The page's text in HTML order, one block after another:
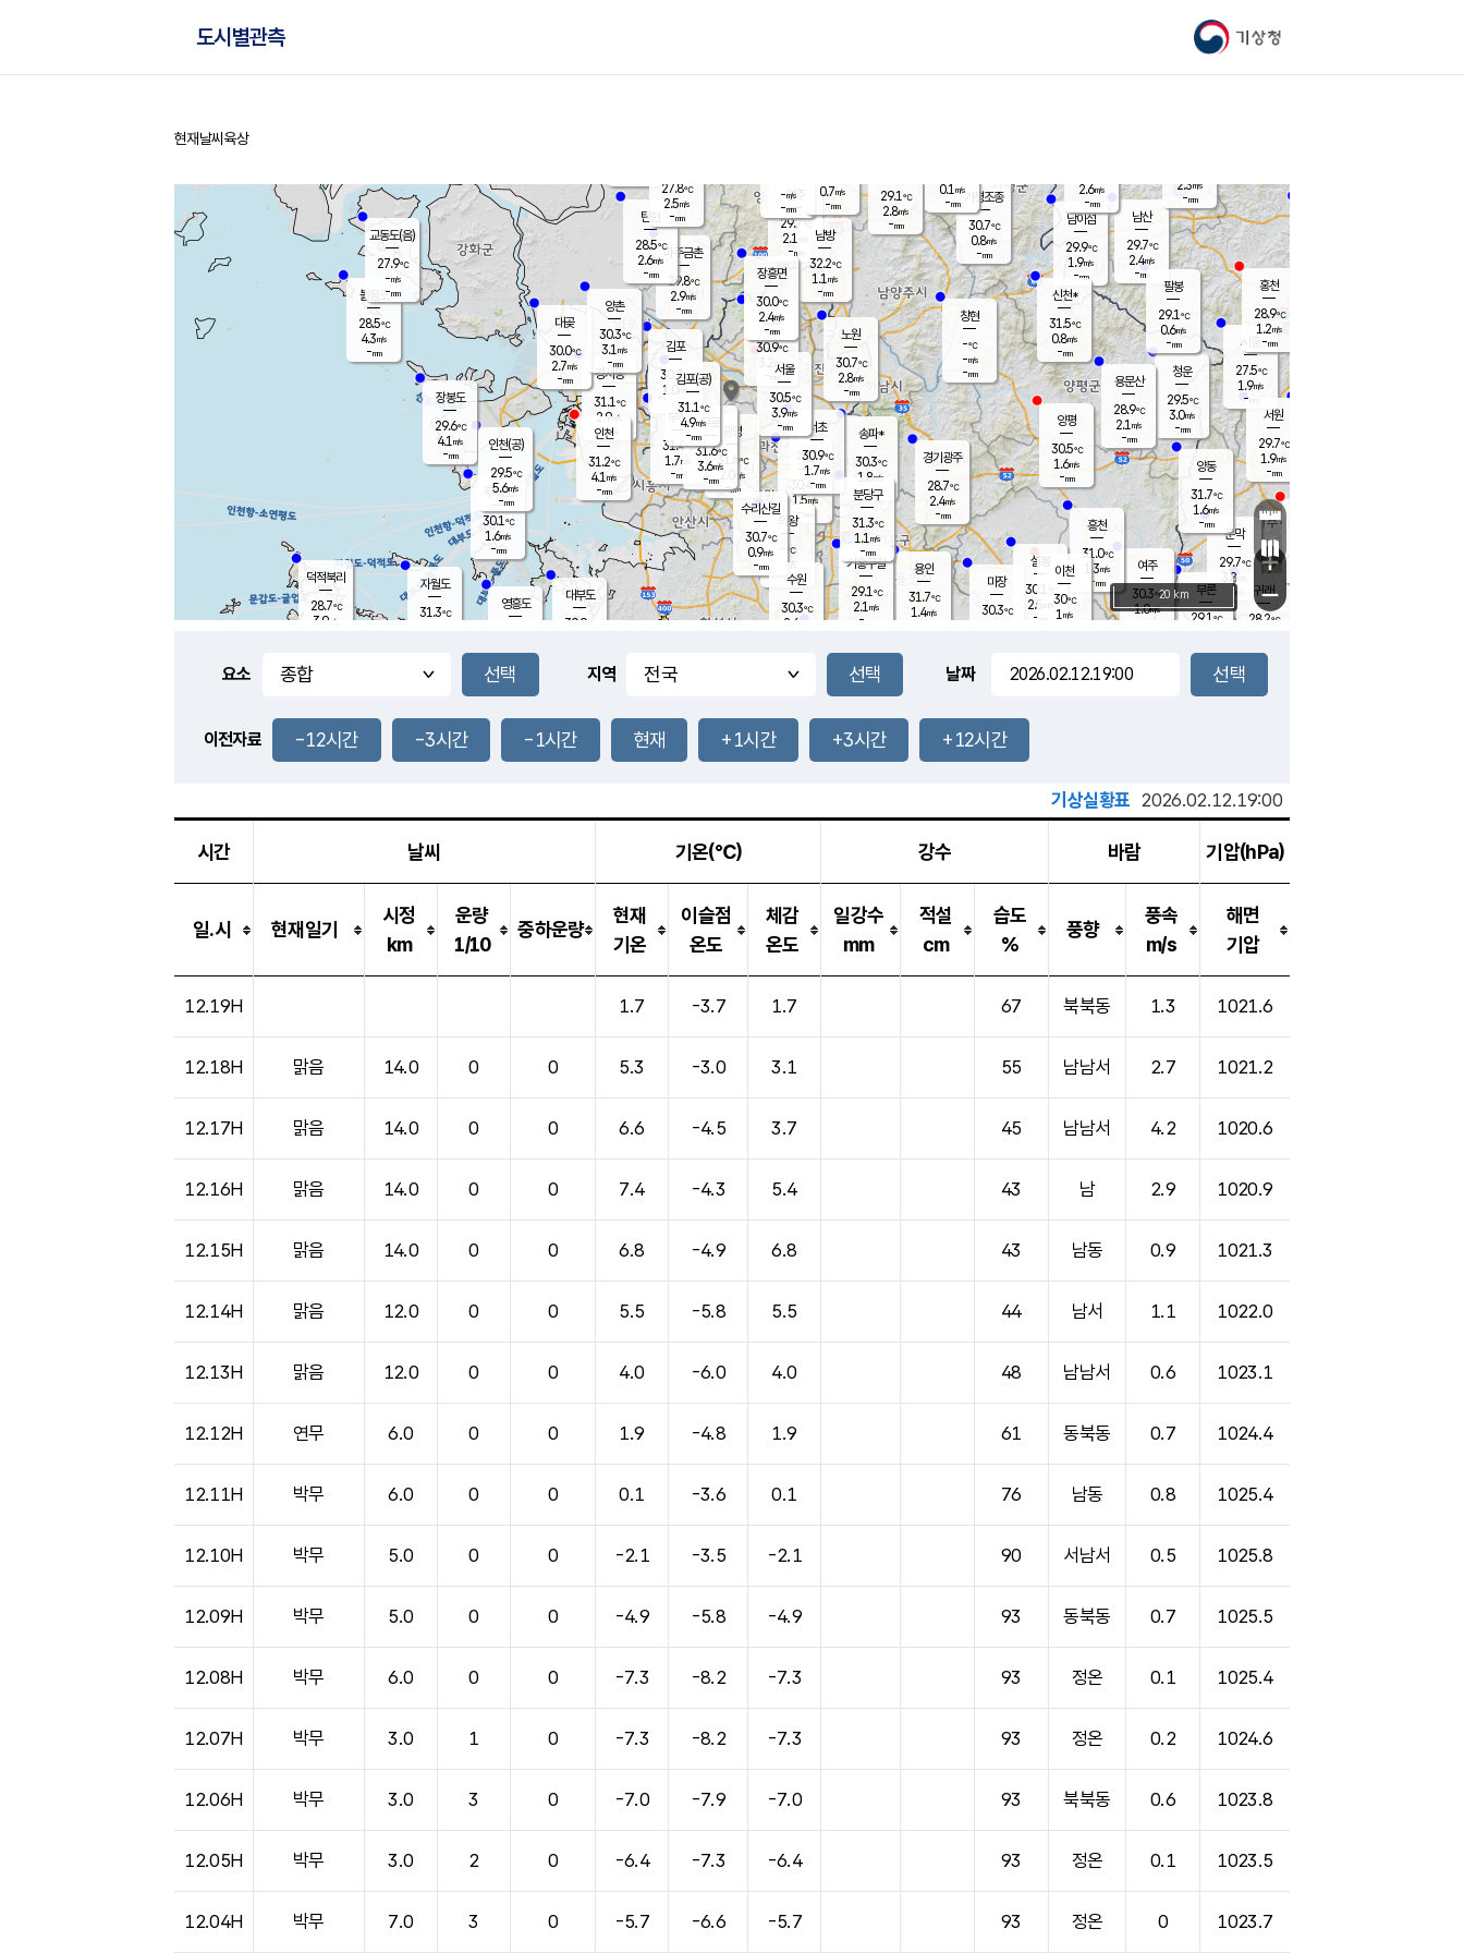
기상청
도시별관측
홈
현재날씨 육상
풍도
1.7m/s
문막
29.7℃
3.8
mm
남이섬
29.9℃
1.9m/s
-mm
무의도
30.1℃
1.6m/s
-mm
영흥도
볼음도
28.5℃
4.3m/s
-mm
자월도
31.3℃
양주
29.7℃
2.1
-mm
부론
29.1 ℃
과천
30.4℃
1.5m/s
- mm
남산
29.7℃
2.4m/s
-mm
장봉도
29.6℃
4.1 m/s
-mm
-mm
청운
29.5℃
3.0m/s
-mm
팔봉
29.1℃
0.6m/s
-mm
-mm
용인
31.7℃
1.4m/s
여주
30.3℃
1.0m/s
양동
31.7℃
1.6m/s
-mm
경기광주
28.7℃
2.4m/s
-mm
장호원
2.6m/s
-mm
29.6
℃
대부도
30.9
-
경서동
31.1℃
2.9m/s
-mm
파주금촌
29.8℃
2.9m/s
-mm
가평조종
30.7℃
0.8m/s
-mm
29.1℃
2.8m/s
-mm
대곶
30.0℃
2.7m/s
-mm
신천*
31.5℃
0.8m/s
-mm
창현
-℃
-m/s
-mm
탄현
28.5℃
2.6m/s
-mm
0.1 m/s
-mm
30.4℃
1.0m/s
-mm
흥천
31.0℃
1.3m/s
-mm
마장
30.3℃
의왕
- ℃
m/s
mm
김포
30.7℃
1.0 m/s
mm
설봉
30.1
2.5
- mm
광명
31.6 ℃
2.0 m/s
-mm
부천
31.4℃
1.7m/s
-mm
-mm
양촌
30.3℃
3.1 m/s
-mm
구로
31.6℃
3.6m/s
-mm
은평
30.9℃
3.2 m/s
- mm
노원
30.7℃
2.8m/s
-mm
송파*
30.3℃
1.8m/s
-mm
서초
30.9℃
1.7m/s
-mm
남방
32.2℃
1.1 m/s
-mm
기흥구갈
29.1℃
2.1 m/s
-
수리산길
30.7℃
0.9m/s
-mm
분당구
31.3℃
1.1 m/s
-mm
장흥면
30.0℃
2.4m/s
-mm
-m/s
-mm
시동
27.5℃
1.9m/s
- mm
귀래
28.2℃
서원
29.7℃
1.9m/s
-mm
용문산
28.9℃
2.1 m/s
-mm
덕적북리
28.7℃
3.9m/s
인천(공)
29.5℃
5.6m/s
-mm
김포(공)
31.1℃
4.9m/s
-mm
교동도(음)
27.9℃
-m/s
-mm
홍천
28.9℃
1.2m/s
-mm
이천
30℃
1 m/s
양평
30.5℃
1.6m/s
-mm
수원
30.3℃
2.6 m/s
인천
31.2℃
4.1 m/s
-mm
서울
30.5℃
3.9m/s
-mm
2.3m/s
-mm
27.8℃
2.5m/s
-mm
0.7m/s
-mm
+
−
20 km
요소 지역 날짜
이전자료 -12시간 -3시간 -1시간 현재 +1시간 +3시간 +12시간
기상실황표 2026.02.12.19:00
시간 날씨 기온(℃) 강수 바람 기압(hPa)
일.시 현재일기
시정
km
운량
1/10
중하운량
현재
기온
이슬점
온도
체감
온도
일강수
mm
적설
cm
습도
%
풍향
풍속
m/s
해면
기압
12.19H 1.7 -3.7 1.7 67 북북동 1.3 1021.6
12.18H 맑음 14.0 0 0 5.3 -3.0 3.1 55 남남서 2.7 1021.2
12.17H 맑음 14.0 0 0 6.6 -4.5 3.7 45 남남서 4.2 1020.6
12.16H 맑음 14.0 0 0 7.4 -4.3 5.4 43 남 2.9 1020.9
12.15H 맑음 14.0 0 0 6.8 -4.9 6.8 43 남동 0.9 1021.3
12.14H 맑음 12.0 0 0 5.5 -5.8 5.5 44 남서 1.1 1022.0
12.13H 맑음 12.0 0 0 4.0 -6.0 4.0 48 남남서 0.6 1023.1
12.12H 연무 6.0 0 0 1.9 -4.8 1.9 61 동북동 0.7 1024.4
12.11H 박무 6.0 0 0 0.1 -3.6 0.1 76 남동 0.8 1025.4
12.10H 박무 5.0 0 0 -2.1 -3.5 -2.1 90 서남서 0.5 1025.8
12.09H 박무 5.0 0 0 -4.9 -5.8 -4.9 93 동북동 0.7 1025.5
12.08H 박무 6.0 0 0 -7.3 -8.2 -7.3 93 정온 0.1 1025.4
12.07H 박무 3.0 1 0 -7.3 -8.2 -7.3 93 정온 0.2 1024.6
12.06H 박무 3.0 3 0 -7.0 -7.9 -7.0 93 북북동 0.6 1023.8
12.05H 박무 3.0 2 0 -6.4 -7.3 -6.4 93 정온 0.1 1023.5
12.04H 박무 7.0 3 0 -5.7 -6.6 -5.7 93 정온 0 1023.7